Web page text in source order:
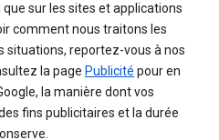
sur les sites et applications
comment nous traitons les
situations, reportez-vous à nos
la page Publicité pour en
la manière dont vos
fins publicitaires et la durée